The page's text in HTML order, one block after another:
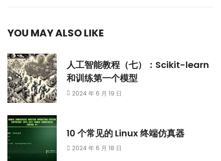
YOU MAY ALSO LIKE
人工智能教程（七）：Scikit-learn
和训练第一个模型
2024 年 6 月 19 日
10 个常见的 Linux 终端仿真器
2024 年 6 月 18 日